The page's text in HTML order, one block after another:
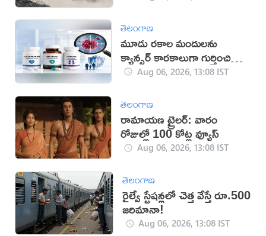
తెలంగాణ
మూడు రకాల మందులను
క్యాన్సర్ కారకాలుగా గుర్తించిన
WHOAug 06, 2026, 13:08 IST
తెలంగాణ
రామాయణ ట్రైలర్: వారం
రోజుల్లో 100 కోట్ల వ్యూస్
Aug 06, 2026, 13:08 IST
తెలంగాణ
రైల్వే స్టేషన్లలో చెత్త వేస్తే రూ.500
జరిమానా!
Aug 06, 2026, 13:08 IST